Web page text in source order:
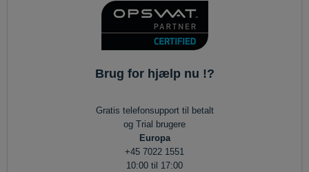
Brug for hjælp nu !?
Gratis telefonsupport til betalt
og Trial brugere
Europa
+45 7022 1551
10:00 til 17:00